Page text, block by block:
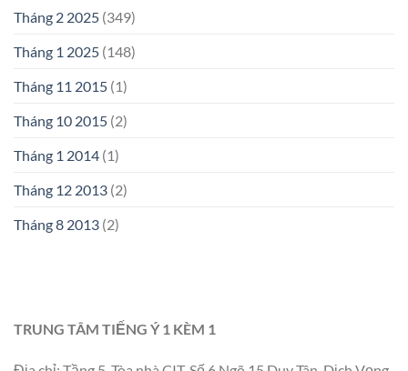
Tháng 2 2025 (349)
Tháng 1 2025 (148)
Tháng 11 2015 (1)
Tháng 10 2015 (2)
Tháng 1 2014 (1)
Tháng 12 2013 (2)
Tháng 8 2013 (2)
TRUNG TÂM TIẾNG Ý 1 KÈM 1